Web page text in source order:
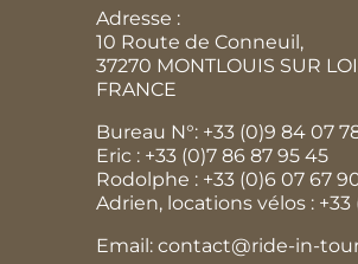
Adresse :
10 Route de Conneuil,
37270 MONTLOUIS SUR
FRANCE
Bureau N°: +33 (0)9 84 07
Eric : +33 (0)7 86 87 95 45
Rodolphe : +33 (0)6 07 67
Adrien, locations vélos : +33
Email: contact@ride-in-